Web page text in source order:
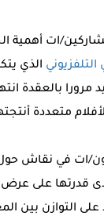
ات أهمية
الذي
مرورا بالعقدة
متعددة
ات في نقاش حول
قدرتها على عرض
التوازن بين